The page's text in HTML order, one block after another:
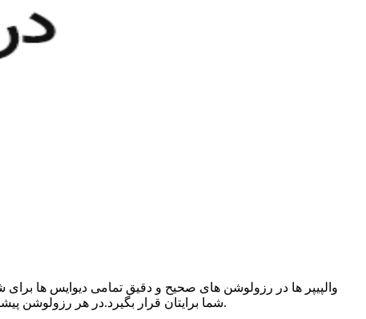
والپیپر ها در رزولوشن های صحیح و دقیق تمامی دیوایس ها برای
شما برایتان قرار بگیرد.در هر رزولوشن پیشنمایشی از والپیپر منحصر بفرد برای هر دیوایس قرار داده شده است. .برای دانلود بر روی هر یک از رزولوشن های مورد نظر خود کلیک کنید.